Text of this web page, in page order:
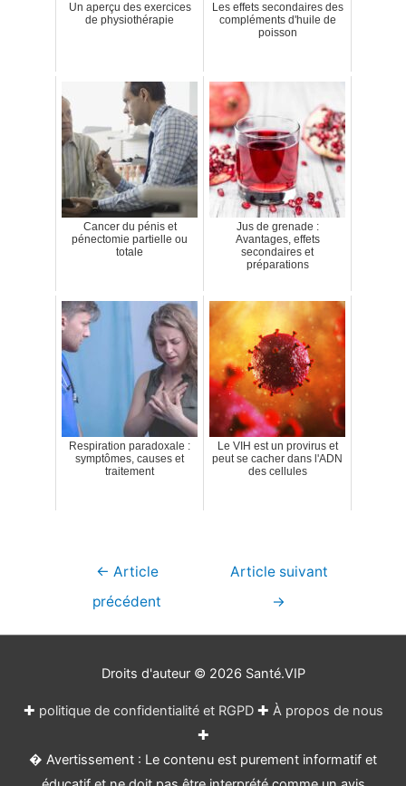
Un aperçu des exercices
de physiothérapie
Les effets secondaires des
compléments d'huile de
poisson
Cancer du pénis et
pénectomie partielle ou
totale
Jus de grenade :
Avantages, effets
secondaires et
préparations
Respiration paradoxale :
symptômes, causes et
traitement
Le VIH est un provirus et
peut se cacher dans l'ADN
des cellules
Navigation
← Article
précédent
Article suivant
→
Droits d'auteur © 2026 Santé.VIP
✚ politique de confidentialité et RGPD✚ À propos de nous
✚
� Avertissement : Le contenu est purement informatif et